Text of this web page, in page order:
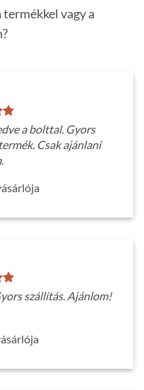
vagy a
a bolttal. Gyors
Csak ajánlani
szállítás. Ajánlom!